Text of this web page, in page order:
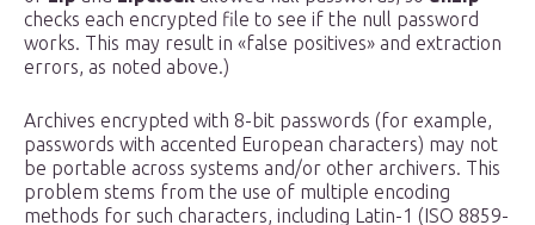
checks each encrypted file to see if the null password
works. This may result in «false positives» and extraction
errors, as noted above.)
Archives encrypted with 8-bit passwords (for example,
passwords with accented European characters) may not
be portable across systems and/or other archivers. This
problem stems from the use of multiple encoding
methods for such characters, including Latin-1 (ISO 8859-